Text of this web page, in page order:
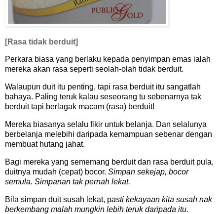
[Rasa tidak berduit]
Perkara biasa yang berlaku kepada penyimpan emas ialah
mereka akan rasa seperti seolah-olah tidak berduit.
Walaupun duit itu penting, tapi rasa berduit itu sangatlah
bahaya. Paling teruk kalau seseorang tu sebenarnya tak
berduit tapi berlagak macam (rasa) berduit!
Mereka biasanya selalu fikir untuk belanja. Dan selalunya
berbelanja melebihi daripada kemampuan sebenar dengan
membuat hutang jahat.
Bagi mereka yang sememang berduit dan rasa berduit pula,
duitnya mudah (cepat) bocor. Simpan sekejap, bocor
semula. Simpanan tak pernah lekat.
Bila simpan duit susah lekat, pasti kekayaan kita susah nak
berkembang malah mungkin lebih teruk daripada itu.